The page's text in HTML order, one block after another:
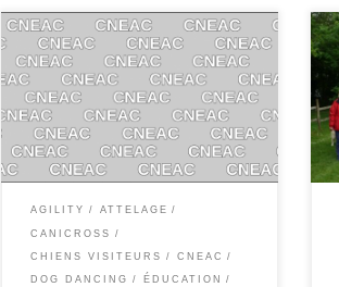
AGILITY ATTELAGE
CANICROSS
CHIENS VISITEURS CNEAC
DOG DANCING ÉDUCATION